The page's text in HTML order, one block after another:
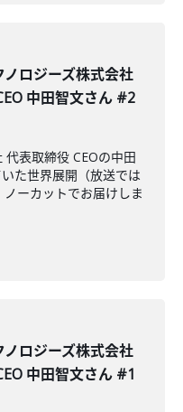
ノロジーズ株式会社
中田智文さん #2
表取締役 CEOの中田
た世界展開（放送では
ーカットでお届けしま
ノロジーズ株式会社
中田智文さん #1